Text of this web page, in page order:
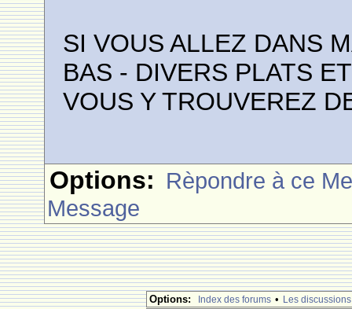
SI VOUS ALLEZ DANS
BAS - DIVERS PLATS
VOUS Y TROUVEREZ
Options: Rèpondre à ce
Message
Options: Index des forums • Les discussions